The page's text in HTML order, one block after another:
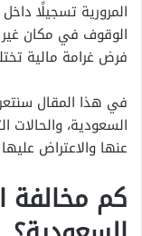
المرورية تسجيلًا
الوقوف في مكان
فرض غرامة مالية
في هذا المقال
السعودية، والحالات
عنها والاعتراض
كم